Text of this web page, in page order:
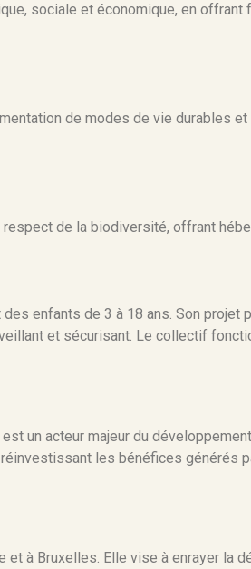
sociale et économique, en offrant
de modes de vie durables
de la biodiversité, offrant
enfants de 3 à 18 ans. Son projet
et sécurisant. Le collectif
un acteur majeur du
les bénéfices générés
à Bruxelles. Elle vise à enrayer la